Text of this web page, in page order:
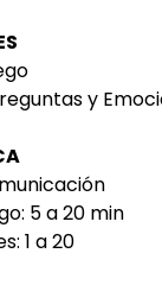
y
5 a 20 min
1 a 20